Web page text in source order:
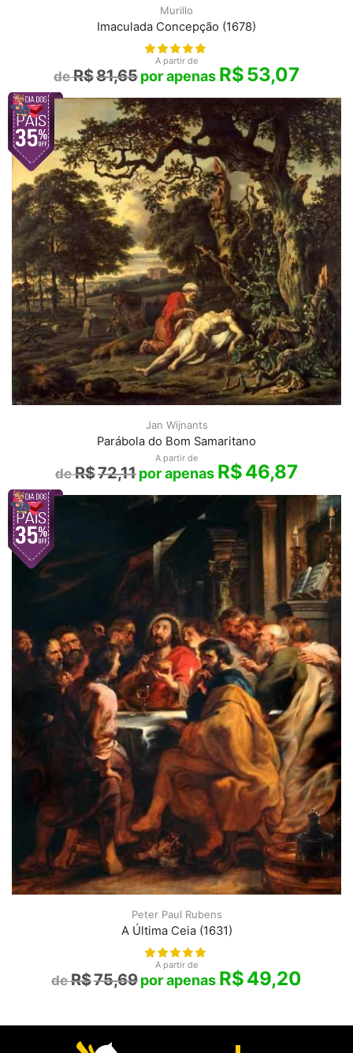
Murillo
Imaculada Concepção (1678)
A partir de
R$81,65 R$53,07
Jan Wijnants
Parábola do Bom Samaritano
A partir de
R$72,11 R$46,87
Peter Paul Rubens
A Última Ceia (1631)
A partir de
R$75,69 R$49,20